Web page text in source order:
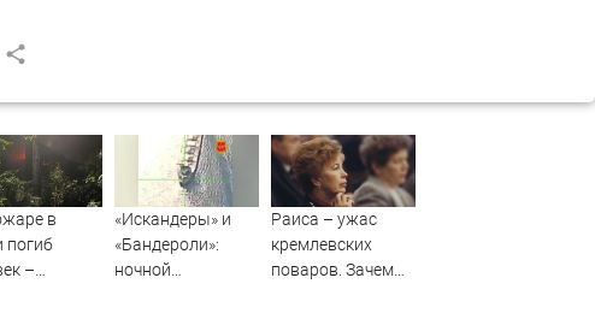
в
погиб
–
«Искандеры» и
«Бандероли»:
ночной
Раиса – ужас
кремлевских
поваров. Зачем